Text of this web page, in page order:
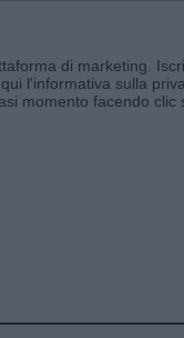
di marketing.
l'informativa sulla
momento facendo